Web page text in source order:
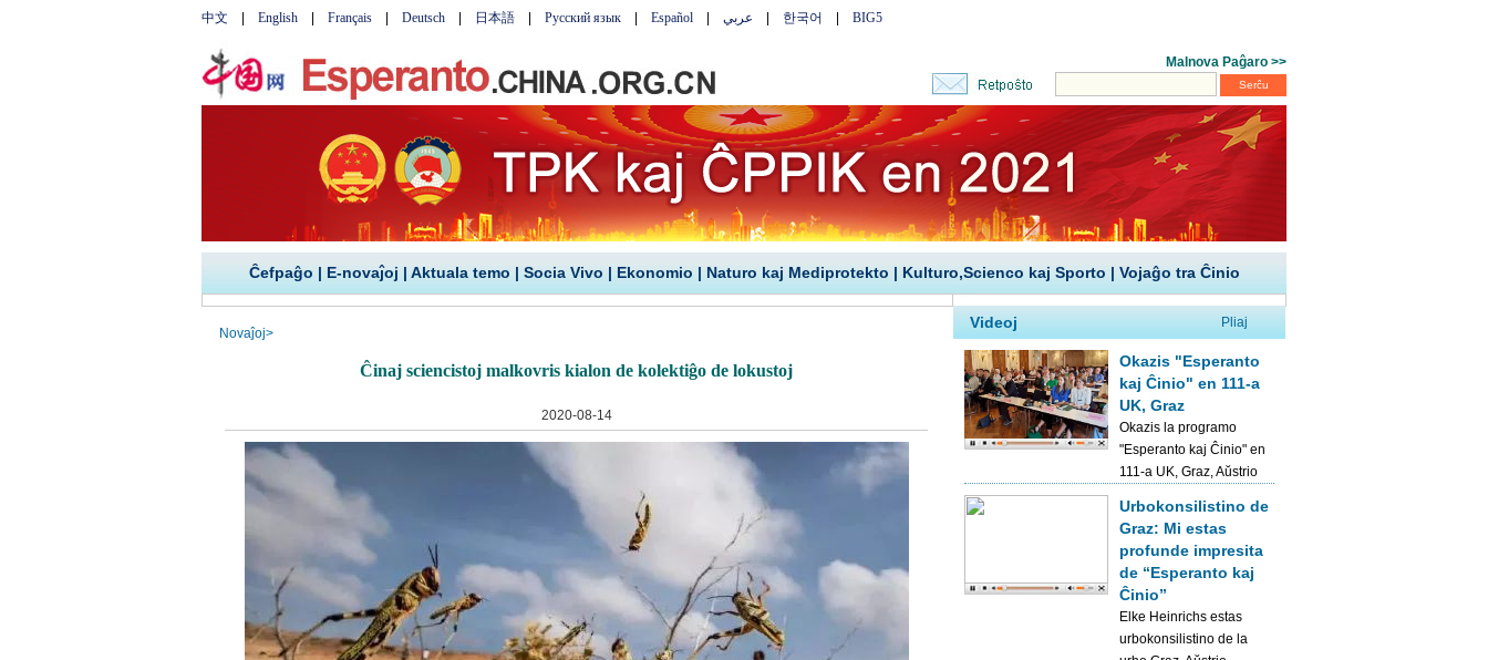
Ĉefpaĝo | E-novaĵoj | Aktuala temo | Socia Vivo | Ekonomio | Naturo kaj Mediprotekto | Kulturo,Scienco kaj Sporto | Vojaĝo tra Ĉinio
Novaĵoj>
Ĉinaj sciencistoj malkovris kialon de kolektiĝo de lokustoj
2020-08-14